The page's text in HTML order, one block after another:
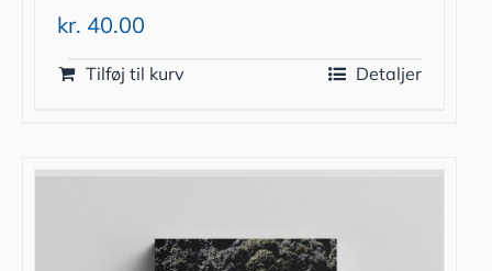
kr. 40.00
Tilføj til kurv Detaljer